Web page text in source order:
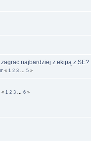
najbardziej z ekipą z SE?
« 1 2 3 ... 5 »
« 1 2 3 ... 6 »